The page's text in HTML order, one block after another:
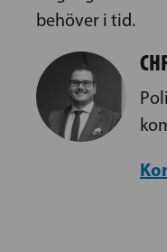
behöver i tid.